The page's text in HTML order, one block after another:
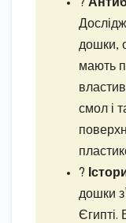
дошки,
мають
смол і
?
дошки
Єгипті.